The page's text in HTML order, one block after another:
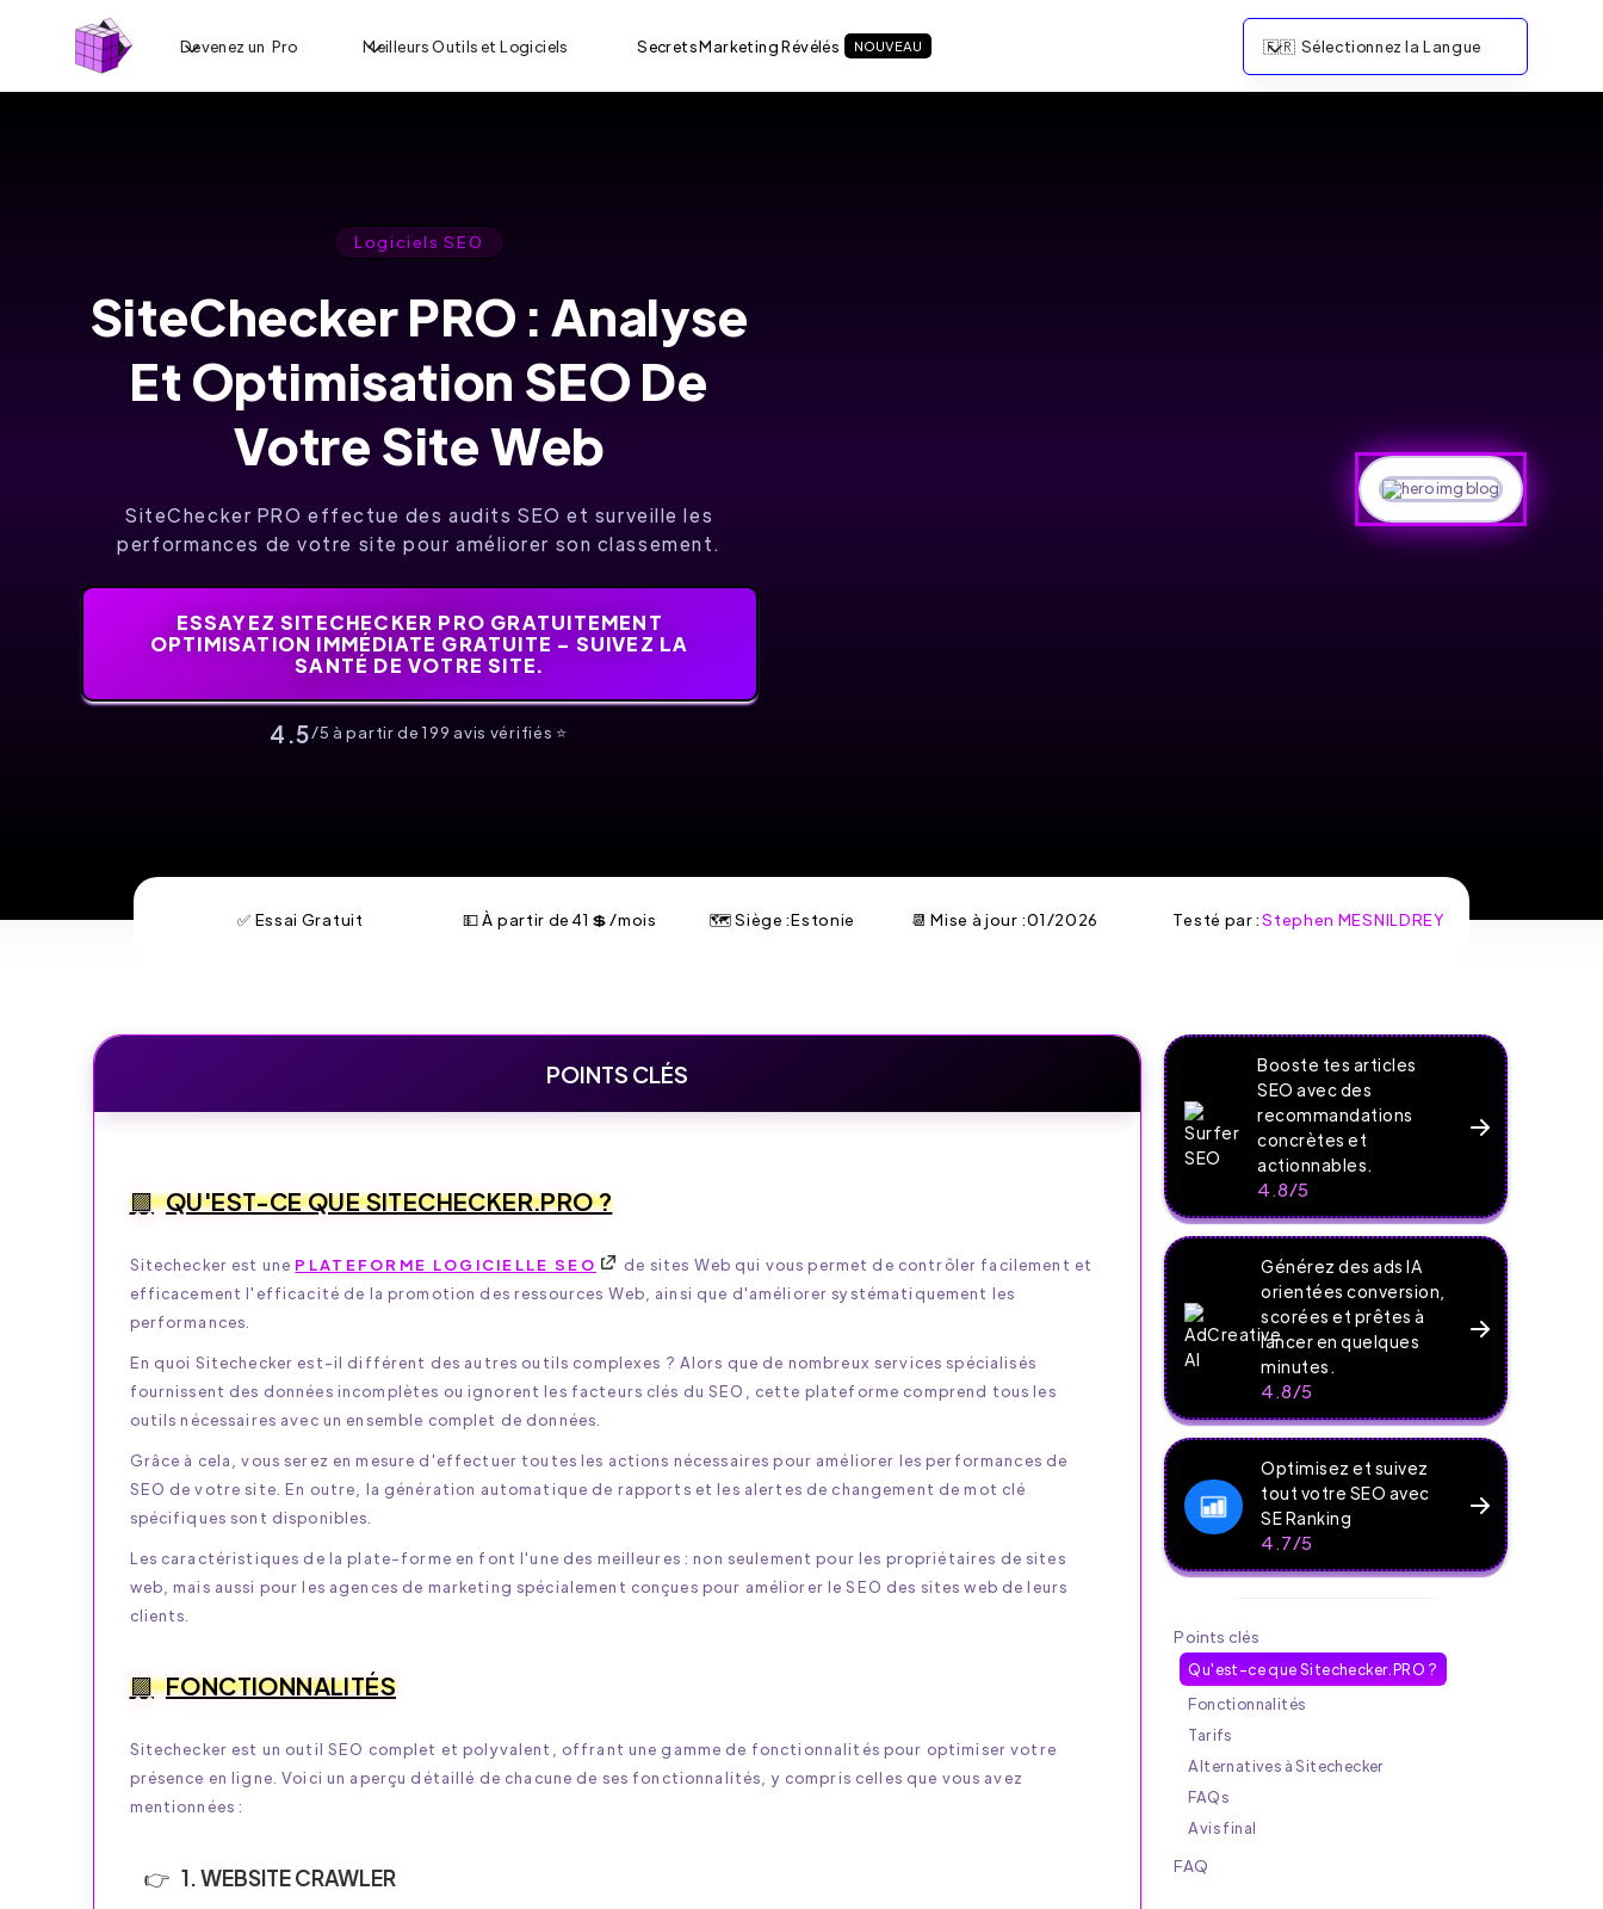
Devenez un Pro Meilleurs Outils et Logiciels Secrets Marketing Révélés NOUVEAU 🇫🇷 Sélectionnez la Langue
Logiciels SEO
SiteChecker PRO : Analyse
Et Optimisation SEO De
Votre Site Web
SiteChecker PRO effectue des audits SEO et surveille les
performances de votre site pour améliorer son classement.
ESSAYEZ SITECHECKER PRO GRATUITEMENT
OPTIMISATION IMMÉDIATE GRATUITE – SUIVEZ LA
SANTÉ DE VOTRE SITE.
4.5/5 à partir de 199 avis vérifiés ⭐️
✅ Essai Gratuit 💵 À partir de 41 💲/mois 🗺 Siège :Estonie 📆 Mise à jour :01/2026 Testé par :Stephen MESNILDREY
POINTS CLÉS
QU'EST-CE QUE SITECHECKER.PRO ?
Sitechecker est une PLATEFORME LOGICIELLE SEO
de sites Web qui vous permet de contrôler facilement et
efficacement l'efficacité de la promotion des ressources Web, ainsi que d'améliorer systématiquement les
performances.
En quoi Sitechecker est-il différent des autres outils complexes ? Alors que de nombreux services spécialisés
fournissent des données incomplètes ou ignorent les facteurs clés du SEO, cette plateforme comprend tous les
outils nécessaires avec un ensemble complet de données.
Grâce à cela, vous serez en mesure d'effectuer toutes les actions nécessaires pour améliorer les performances de
SEO de votre site. En outre, la génération automatique de rapports et les alertes de changement de mot clé
spécifiques sont disponibles.
Les caractéristiques de la plate-forme en font l'une des meilleures : non seulement pour les propriétaires de sites
web, mais aussi pour les agences de marketing spécialement conçues pour améliorer le SEO des sites web de leurs
clients.
FONCTIONNALITÉS
Sitechecker est un outil SEO complet et polyvalent, offrant une gamme de fonctionnalités pour optimiser votre
présence en ligne. Voici un aperçu détaillé de chacune de ses fonctionnalités, y compris celles que vous avez
mentionnées :
1. WEBSITE CRAWLER
Booste tes articles
SEO avec des
recommandations
concrètes et
actionnables.
4.8/5
Générez des ads IA
orientées conversion,
scorées et prêtes à
lancer en quelques
minutes.
4.8/5
Optimisez et suivez
tout votre SEO avec
SE Ranking
4.7/5
Points clés
Qu'est-ce que Sitechecker.PRO ?
Fonctionnalités
Tarifs
Alternatives à Sitechecker
FAQs
Avis final
FAQ